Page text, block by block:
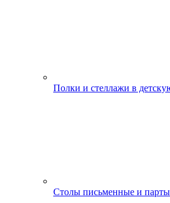
Полки и стеллажи в
Столы письменные и парты